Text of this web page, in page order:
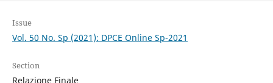
Issue
Vol. 50 No. Sp (2021): DPCE Online Sp-2021
Section
Relazione Finale